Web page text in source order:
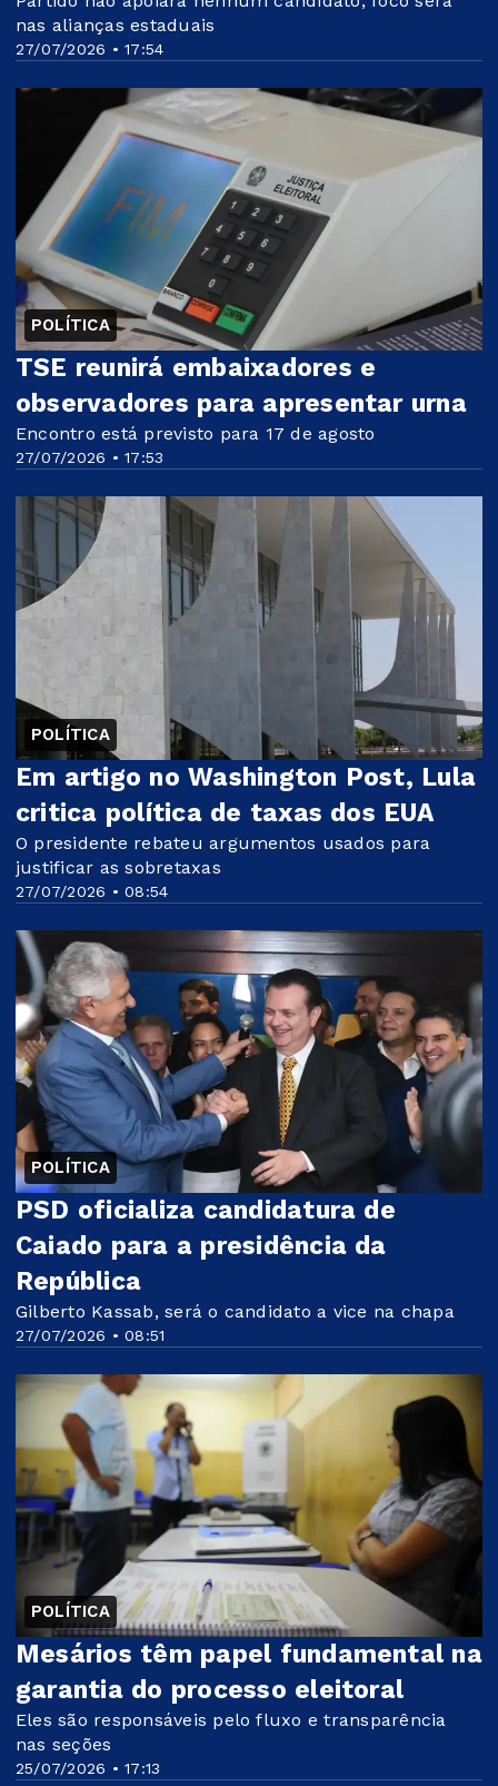
27/07/2026 • 17:54
nas alianças estaduais
POLÍTICA
27/07/2026 • 17:53
TSE reunirá embaixadores e
observadores para apresentar urna
Encontro está previsto para 17 de agosto
POLÍTICA
27/07/2026 • 08:54
Em artigo no Washington Post, Lula
critica política de taxas dos EUA
O presidente rebateu argumentos usados para
justificar as sobretaxas
POLÍTICA
27/07/2026 • 08:51
PSD oficializa candidatura de
Caiado para a presidência da
República
Gilberto Kassab, será o candidato a vice na chapa
POLÍTICA
25/07/2026 • 17:13
Mesários têm papel fundamental na
garantia do processo eleitoral
Eles são responsáveis pelo fluxo e transparência
nas seções